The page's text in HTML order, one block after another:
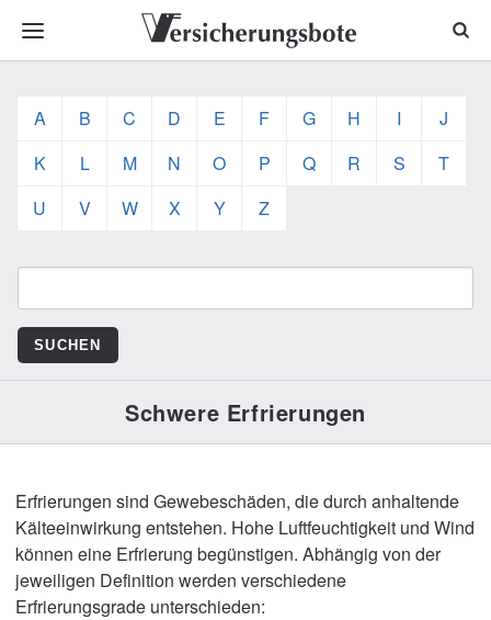
A B C D E F G H I
J
K
L M N O P Q R S
T
U
V W X Y Z
Schwere Erfrierungen
Erfrierungen sind Gewebeschäden, die durch anhaltende
Kälteeinwirkung entstehen. Hohe Luftfeuchtigkeit und Wind
können eine Erfrierung begünstigen. Abhängig von der
jeweiligen Definition werden verschiedene
Erfrierungsgrade unterschieden: